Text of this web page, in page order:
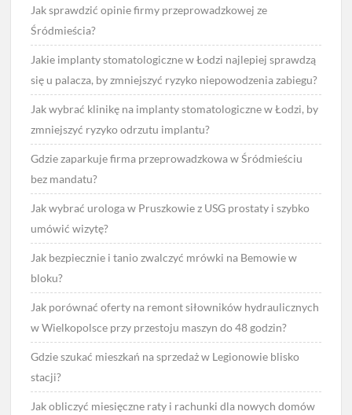
Jak sprawdzić opinie firmy przeprowadzkowej ze
Śródmieścia?
Jakie implanty stomatologiczne w Łodzi najlepiej sprawdzą
się u palacza, by zmniejszyć ryzyko niepowodzenia zabiegu?
Jak wybrać klinikę na implanty stomatologiczne w Łodzi, by
zmniejszyć ryzyko odrzutu implantu?
Gdzie zaparkuje firma przeprowadzkowa w Śródmieściu
bez mandatu?
Jak wybrać urologa w Pruszkowie z USG prostaty i szybko
umówić wizytę?
Jak bezpiecznie i tanio zwalczyć mrówki na Bemowie w
bloku?
Jak porównać oferty na remont siłowników hydraulicznych
w Wielkopolsce przy przestoju maszyn do 48 godzin?
Gdzie szukać mieszkań na sprzedaż w Legionowie blisko
stacji?
Jak obliczyć miesięczne raty i rachunki dla nowych domów